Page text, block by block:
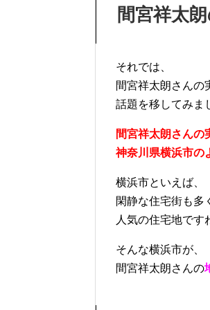
間宮祥太
それでは、
間宮祥太朗さんの
話題を移してみま
間宮祥太朗さんの
神奈川県横浜市の
横浜市といえば、
閑静な住宅街も多
人気の住宅地です
そんな横浜市が、
間宮祥太朗さんの